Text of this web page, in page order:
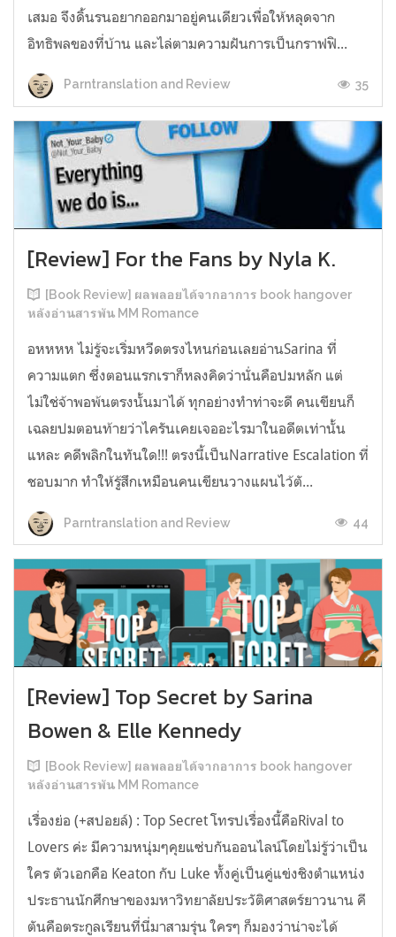
เสมอ จึงดิ้นรนอยากออกมาอยู่คนเดียวเพื่อให้หลุดจาก
อิทธิพลของที่บ้าน และไล่ตามความฝันการเป็นกราฟฟิ...
Parntranslation and Review 35
[Review] For the Fans by Nyla K.
[Book Review] ผลพลอยได้จากอาการ book hangover
หลังอ่านสารพัน MM Romance
อหหหห ไม่รู้จะเริ่มหวีดตรงไหนก่อนเลยอ่านSarina ที่
ความแตก ซึ่งตอนแรกเราก็หลงคิดว่านั่นคือปมหลัก แต่
ไม่ใช่จ้าพอพ้นตรงนั้นมาได้ ทุกอย่างทำท่าจะดี คนเขียนก็
เฉลยปมตอนท้ายว่าไครันเคยเจออะไรมาในอดีตเท่านั้น
แหละ คดีพลิกในทันใด!!! ตรงนี้เป็นNarrative Escalation ที่
ชอบมาก ทำให้รู้สึกเหมือนคนเขียนวางแผนไว้ตั...
Parntranslation and Review 44
[Review] Top Secret by Sarina
Bowen & Elle Kennedy
[Book Review] ผลพลอยได้จากอาการ book hangover
หลังอ่านสารพัน MM Romance
เรื่องย่อ (+สปอยล์) : Top Secret โทรปเรื่องนี้คือRival to
Lovers ค่ะ มีความหนุ่มๆคุยแซ่บกันออนไลน์โดยไม่รู้ว่าเป็น
ใคร ตัวเอกคือ Keaton กับ Luke ทั้งคู่เป็นคู่แข่งชิงตำแหน่ง
ประธานนักศึกษาของมหาวิทยาลัยประวัติศาสตร์ยาวนาน คี
ตันคือตระกูลเรียนที่นี่มาสามรุ่น ใครๆ ก็มองว่าน่าจะได้